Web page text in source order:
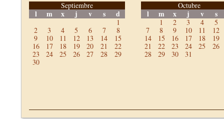
Septiembre
l m x j v s d
1
2
3 4 5 6 7
8
9
10 11 12 13 14
15
16
17 18 19 20 21
22
23
24 25 26 27 28
29
30
Octubre
l m x j v s
1 2 3 4
5
7
8 9 10 11
12
14
15 16 17 18
19
21
22 23 24 25
26
28
29 30 31